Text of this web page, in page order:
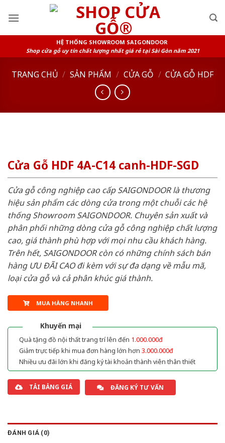
HỆ THỐNG SHOWROOM SAIGONDOOR
Shop cửa gỗ uy tín chất lượng nhất giá rẻ tại Sài Gòn năm 2021
TRANG CHỦ / SẢN PHẨM / CỬA GỖ / CỬA GỖ HDF
Cửa Gỗ HDF 4A-C14 canh-HDF-SGD
Cửa gỗ công nghiệp cao cấp SAIGONDOOR là thương
hiệu sản phẩm các dòng cửa trong một chuỗi các hệ
thống Showroom SAIGONDOOR. Chuyên sản xuất và
phân phối những dòng cửa gỗ công nghiệp chất lượng
cao, giá thành phù hợp với mọi nhu cầu khách hàng.
Trên hết, SAIGONDOOR còn có những chính sách bán
hàng ƯU ĐÃI CAO đi kèm với sự đa dạng về mẫu mã,
loại cửa gỗ và cả phân khúc giá thành.
MUA HÀNG NHANH
Khuyến mại
Quà tặng đồ nội thất trang trí lên đến 1.000.000đ
Giảm trực tiếp khi mua đơn hàng lớn hơn 3.000.000đ
Nhiều ưu đãi lớn khi đăng ký tài khoản thành viên thân thiết
TẢI BẢNG GIÁ ĐĂNG KÝ TƯ VẤN
ĐÁNH GIÁ (0)